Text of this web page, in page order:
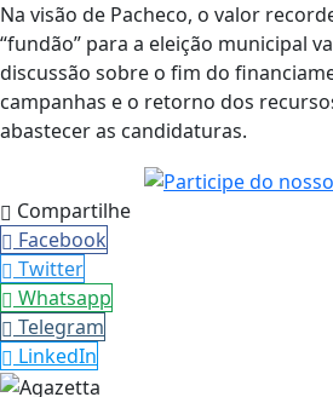
Na visão de Pacheco, o valor
“fundão” para a eleição municipal
discussão sobre o fim do
campanhas e o retorno dos
abastecer as candidaturas.
Compartilhe
Facebook
Twitter
Whatsapp
Telegram
LinkedIn